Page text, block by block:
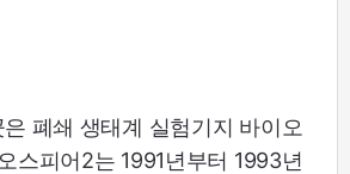
폐쇄 생태계 실험기지 바이오
스피어2는 1991년부터 1993년